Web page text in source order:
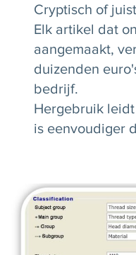
Cryptisch of
Elk artikel dat
aangemaakt,
duizenden
bedrijf.
Hergebruik
is eenvoudiger